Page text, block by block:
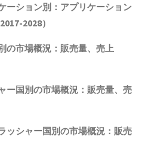
ーション別：アプリケーション
2028）
の市場概況 ：販売量、売上
ー国別の市場概況：販売量、売
ッシャー国別の市場概況：販売